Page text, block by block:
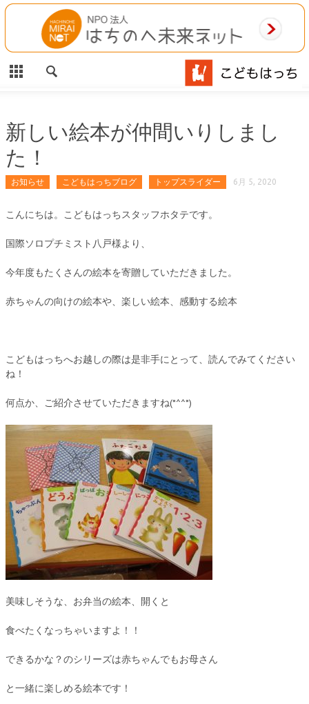
CLOSE
HOME
施設案内
相談事業
MAP
お問合わせ
新しい絵本が仲間いりしまし
た！
お知らせ こどもはっちブログ トップスライダー 6月 5, 2020
こんにちは。こどもはっちスタッフホタテです。
国際ソロプチミスト八戸様より、
今年度もたくさんの絵本を寄贈していただきました。
赤ちゃんの向けの絵本や、楽しい絵本、感動する絵本
こどもはっちへお越しの際は是非手にとって、読んでみてください
ね！
何点か、ご紹介させていただきますね(*^^*)
美味しそうな、お弁当の絵本、開くと
食べたくなっちゃいますよ！！
できるかな？のシリーズは赤ちゃんでもお母さん
と一緒に楽しめる絵本です！